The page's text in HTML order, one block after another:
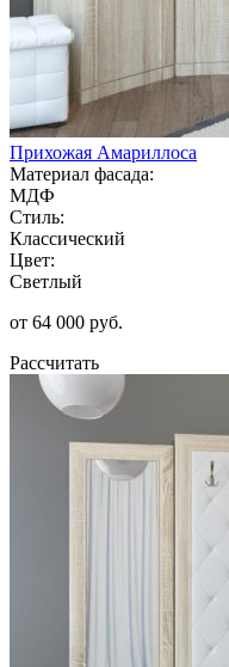
Прихожая Амариллоса
Материал фасада:
МДФ
Стиль:
Классический
Цвет:
Светлый
от 64 000 руб.
Рассчитать